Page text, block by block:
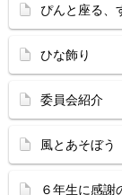
ぴんと座る、
ひな飾り
委員会紹介
風とあそぼう
６年生に感謝